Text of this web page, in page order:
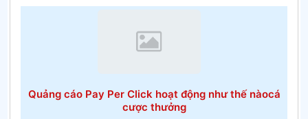
vui
Quảng cáo Pay Per Click hoạt động như thế nàocá
cược thưởng